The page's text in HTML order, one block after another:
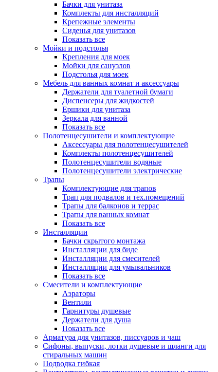
Бачки для унитаза
Комплекты для инсталляций
Крепежные элементы
Сиденья для унитазов
Показать все
Мойки и подстолья
Крепления для моек
Мойки для санузлов
Подстолья для моек
Мебель для ванных комнат и аксессуары
Держатели для туалетной бумаги
Диспенсеры для жидкостей
Ершики для унитаза
Зеркала для ванной
Показать все
Полотенцесушители и комплектующие
Аксессуары для полотенцесушителей
Комплекты полотенцесушителей
Полотенцесушители водяные
Полотенцесушители электрические
Трапы
Комплектующие для трапов
Трап для подвалов и тех.помещений
Трапы для балконов и террас
Трапы для ванных комнат
Показать все
Инсталляции
Бачки скрытого монтажа
Инсталляции для биде
Инсталляции для смесителей
Инсталляции для умывальников
Показать все
Смесители и комплектующие
Аэраторы
Вентили
Гарнитуры душевые
Держатели для душа
Показать все
Арматура для унитазов, писсуаров и чаш
Сифоны, выпуски, лотки душевые и шланги для
стиральных машин
Подводка гибкая